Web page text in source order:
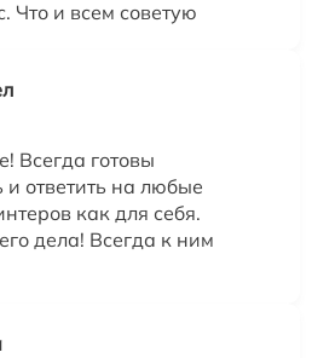
Что и всем советую
Всегда готовы
и ответить на любые
как для себя.
дела! Всегда к ним